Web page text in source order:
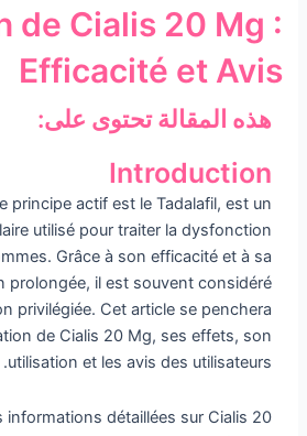
de Cialis 20 Mg :
Efficacité et Avis
هذه المقالة تحتوى على:
Introduction
principe actif est le Tadalafil, est un
utilisé pour traiter la dysfonction
Grâce à son efficacité et à sa
prolongée, il est souvent considéré
privilégiée. Cet article se penchera
de Cialis 20 Mg, ses effets, son
utilisation et les avis des utilisateurs.
informations détaillées sur Cialis 20